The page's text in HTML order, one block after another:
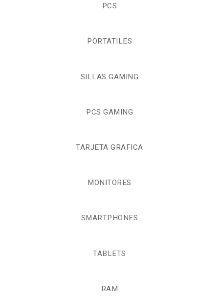
PCS
PORTATILES
SILLAS GAMING
PCS GAMING
TARJETA GRAFICA
MONITORES
SMARTPHONES
TABLETS
RAM